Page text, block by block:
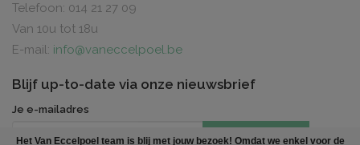
Telefoon: 014 21 27 09
Van 10u tot 18u
E-mail: info@vaneccelpoel.be
Blijf up-to-date via onze nieuwsbrief
Je e-mailadres
INSCHRIJVEN
Het Van Eccelpoel team is blij met jouw bezoek! Omdat we enkel voor de